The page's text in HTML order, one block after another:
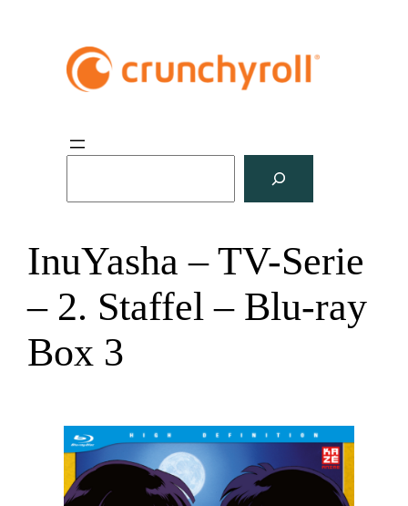
e
n
InuYasha – TV-Serie
– 2. Staffel – Blu-ray
Box 3